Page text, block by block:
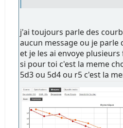
j'ai toujours parle des
aucun message ou je parle
et je les ai envoye plusieurs
si pour toi c'est la meme
5d3 ou 5d4 ou r5 c'est la